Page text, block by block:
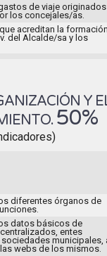
de viaje
los concejales/as.
acreditan la
del Alcalde/sa y los
Y
50%
diferentes órganos de
datos básicos de
entes
municipales,
webs de los mismos.